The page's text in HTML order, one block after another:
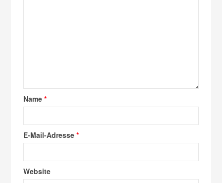
Name*
E-Mail-Adresse*
Website